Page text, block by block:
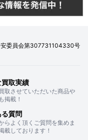
委員会第307731104330号
買取実績
取させていただいた商品や
掲載！
る質問
らよく頂くご質問を集めま
載しております！